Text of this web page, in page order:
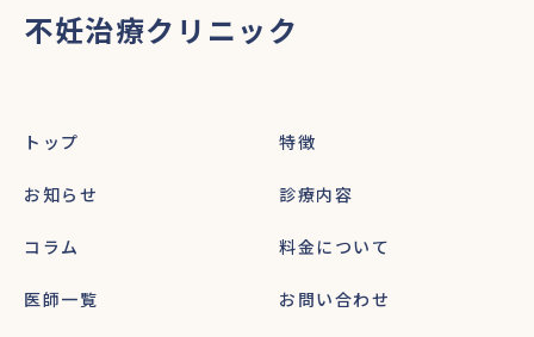
不妊治療クリニック
トップ 特徴
お知らせ 診療内容
コラム 料金について
医師一覧 お問い合わせ